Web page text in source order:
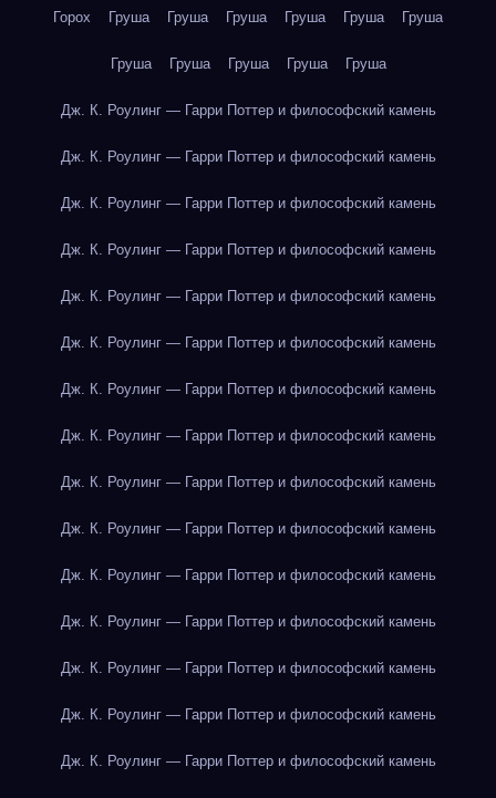
Горох Груша Груша Груша Груша Груша Груша
Груша Груша Груша Груша Груша
Дж. К. Роулинг — Гарри Поттер и философский камень
Дж. К. Роулинг — Гарри Поттер и философский камень
Дж. К. Роулинг — Гарри Поттер и философский камень
Дж. К. Роулинг — Гарри Поттер и философский камень
Дж. К. Роулинг — Гарри Поттер и философский камень
Дж. К. Роулинг — Гарри Поттер и философский камень
Дж. К. Роулинг — Гарри Поттер и философский камень
Дж. К. Роулинг — Гарри Поттер и философский камень
Дж. К. Роулинг — Гарри Поттер и философский камень
Дж. К. Роулинг — Гарри Поттер и философский камень
Дж. К. Роулинг — Гарри Поттер и философский камень
Дж. К. Роулинг — Гарри Поттер и философский камень
Дж. К. Роулинг — Гарри Поттер и философский камень
Дж. К. Роулинг — Гарри Поттер и философский камень
Дж. К. Роулинг — Гарри Поттер и философский камень